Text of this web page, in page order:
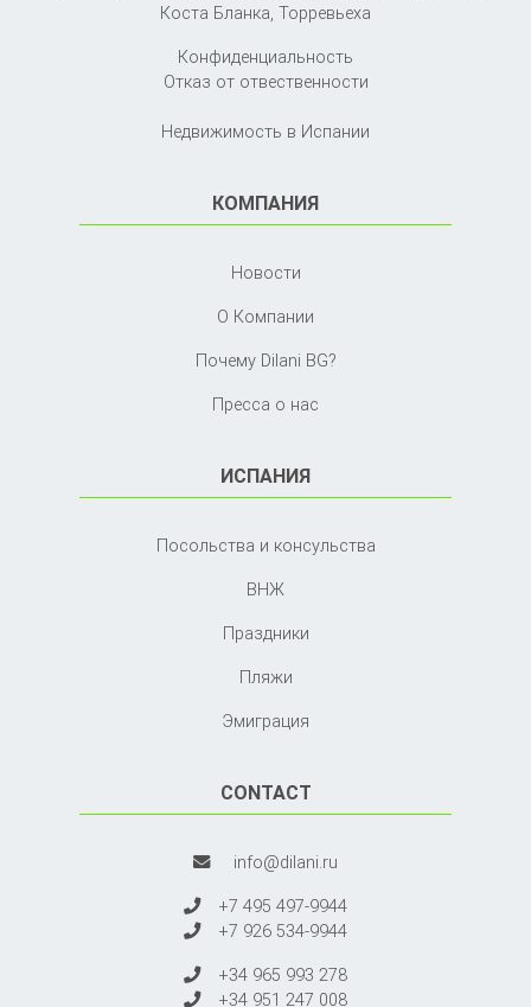
Коста Бланка, Торревьеха
Конфиденциальность
Отказ от отвественности
Недвижимость в Испании
КОМПАНИЯ
Новости
О Компании
Почему Dilani BG?
Пресса о нас
ИСПАНИЯ
Посольства и консульства
ВНЖ
Праздники
Пляжи
Эмиграция
CONTACT
info@dilani.ru
+7 495 497-9944
+7 926 534-9944
+34 965 993 278
+34 951 247 008